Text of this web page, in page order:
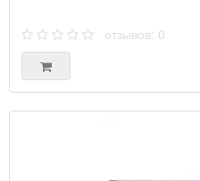
ROLAND
THERMO
отзывов: 0